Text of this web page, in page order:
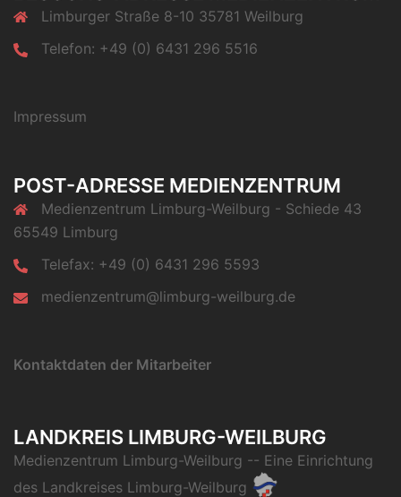
Limburger Straße 8-10 35781 Weilburg
Telefon: +49 (0) 6431 296 5516
Impressum
POST-ADRESSE MEDIENZENTRUM
Medienzentrum Limburg-Weilburg - Schiede 43
65549 Limburg
Telefax: +49 (0) 6431 296 5593
medienzentrum@limburg-weilburg.de
Kontaktdaten der Mitarbeiter
LANDKREIS LIMBURG-WEILBURG
Medienzentrum Limburg-Weilburg -- Eine Einrichtung
des Landkreises Limburg-Weilburg